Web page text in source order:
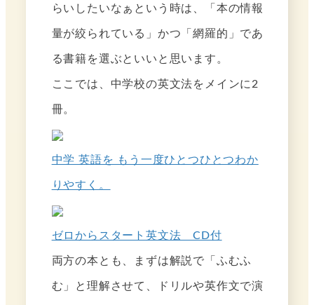
らいしたいなぁという時は、「本の情報
量が絞られている」かつ「網羅的」であ
る書籍を選ぶといいと思います。
ここでは、中学校の英文法をメインに2
冊。
中学 英語を もう一度ひとつひとつわか
りやすく。
ゼロからスタート英文法 CD付
両方の本とも、まずは解説で「ふむふ
む」と理解させて、ドリルや英作文で演